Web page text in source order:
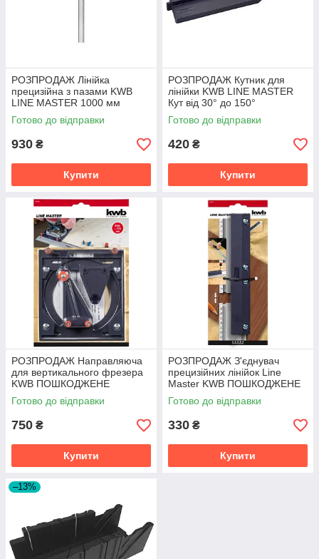
РОЗПРОДАЖ Лінійка
прецизійна з пазами KWB
LINE MASTER 1000 мм
Анодований алюміній
ПОШКОДЖЕНЕ ПАКУВАННЯ
Готово до відправки
930 ₴
Купити
РОЗПРОДАЖ Кутник для
лінійки KWB LINE MASTER
Кут від 30° до 150°
Армований скловолокном
пластик ПОШКОДЖЕНЕ
Готово до відправки
420 ₴
Купити
РОЗПРОДАЖ Направляюча
для вертикального фрезера
KWB ПОШКОДЖЕНЕ
ПАКУВАННЯ
Готово до відправки
750 ₴
Купити
РОЗПРОДАЖ З'єднувач
прецизійних лінійок Line
Master KWB ПОШКОДЖЕНЕ
ПАКУВАННЯ
Готово до відправки
330 ₴
Купити
–13%